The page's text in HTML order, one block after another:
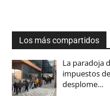
Los más compartidos
La paradoja
impuestos
desplome…